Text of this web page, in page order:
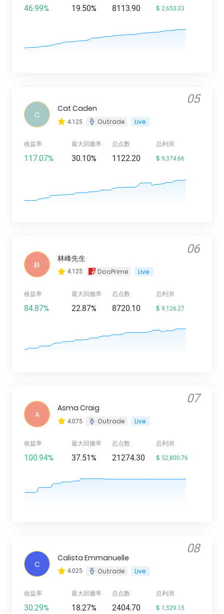
46.99% 19.50% 8113.90
$ 2,653.33
05
C
Cat Caden
4.125 Outrade Live
收益率
117.07%
最大回撤率
30.10%
总点数
1122.20
总利润
$ 9,374.66
06
林
林峰先生
4.125 DooPrime Live
收益率
84.87%
最大回撤率
22.87%
总点数
8720.10
总利润
$ 9,126.27
07
A
Asma Craig
4.075 Outrade Live
收益率
100.94%
最大回撤率
37.51%
总点数
21274.30
总利润
$ 52,800.76
08
C
Calista Emmanuelle
4.025 Outrade Live
收益率
30.29%
最大回撤率
18.27%
总点数
2404.70
总利润
$ 1,529.15